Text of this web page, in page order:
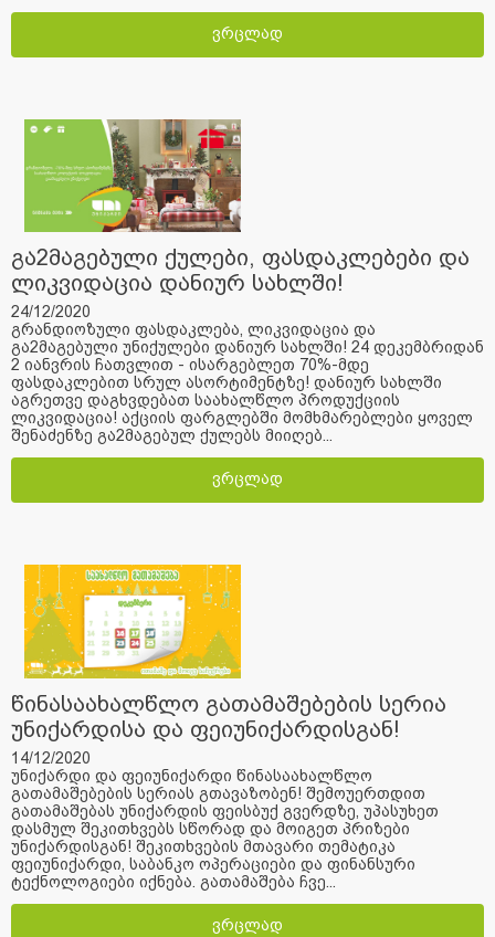
ვრცლად
გა2მაგებული ქულები, ფასდაკლებები და
ლიკვიდაცია დანიურ სახლში!
24/12/2020
გრანდიოზული ფასდაკლება, ლიკვიდაცია და
გა2მაგებული უნიქულები დანიურ სახლში! 24 დეკემბრიდან
2 იანვრის ჩათვლით - ისარგებლეთ 70%-მდე
ფასდაკლებით სრულ ასორტიმენტზე! დანიურ სახლში
აგრეთვე დაგხვდებათ საახალწლო პროდუქციის
ლიკვიდაცია! აქციის ფარგლებში მომხმარებლები ყოველ
შენაძენზე გა2მაგებულ ქულებს მიიღებ...
ვრცლად
წინასაახალწლო გათამაშებების სერია
უნიქარდისა და ფეიუნიქარდისგან!
14/12/2020
უნიქარდი და ფეიუნიქარდი წინასაახალწლო
გათამაშებების სერიას გთავაზობენ! შემოუერთდით
გათამაშებას უნიქარდის ფეისბუქ გვერდზე, უპასუხეთ
დასმულ შეკითხვებს სწორად და მოიგეთ პრიზები
უნიქარდისგან! შეკითხვების მთავარი თემატიკა
ფეიუნიქარდი, საბანკო ოპერაციები და ფინანსური
ტექნოლოგიები იქნება. გათამაშება ჩვე...
ვრცლად